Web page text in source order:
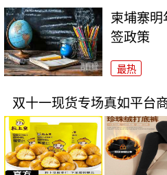
柬埔寨明
签政策
最热
双十一现货专场真如平台